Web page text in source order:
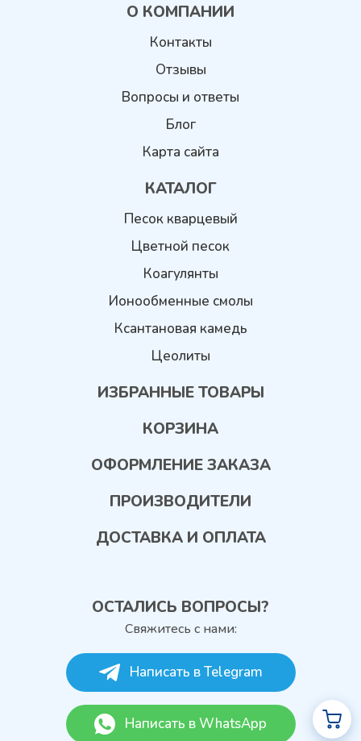
О КОМПАНИИ
Контакты
Отзывы
Вопросы и ответы
Блог
Карта сайта
КАТАЛОГ
Песок кварцевый
Цветной песок
Коагулянты
Ионообменные смолы
Ксантановая камедь
Цеолиты
ИЗБРАННЫЕ ТОВАРЫ
КОРЗИНА
ОФОРМЛЕНИЕ ЗАКАЗА
ПРОИЗВОДИТЕЛИ
ДОСТАВКА И ОПЛАТА
ОСТАЛИСЬ ВОПРОСЫ?
Свяжитесь с нами:
Написать в Telegram
Написать в WhatsApp